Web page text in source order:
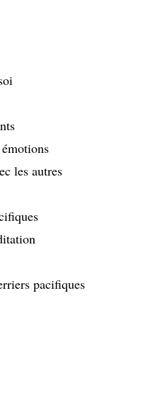
les autres
pacifiques